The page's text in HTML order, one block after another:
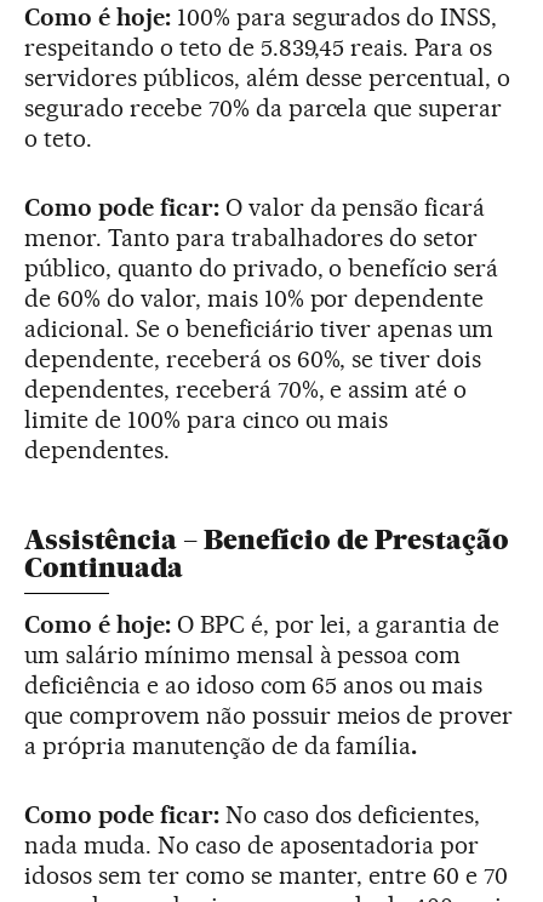
Como é hoje:100% para segurados do INSS,
respeitando o teto de 5.839,45 reais. Para os
servidores públicos, além desse percentual, o
segurado recebe 70% da parcela que superar
o teto.
Como pode ficar:O valor da pensão ficará
menor. Tanto para trabalhadores do setor
público, quanto do privado, o benefício será
de 60% do valor, mais 10% por dependente
adicional. Se o beneficiário tiver apenas um
dependente, receberá os 60%, se tiver dois
dependentes, receberá 70%, e assim até o
limite de 100% para cinco ou mais
dependentes.
Assistência – Benefício de Prestação
Continuada
Como é hoje: O BPC é, por lei, a garantia de
um salário mínimo mensal à pessoa com
deficiência e ao idoso com 65 anos ou mais
que comprovem não possuir meios de prover
a própria manutenção de da família.
Como pode ficar: No caso dos deficientes,
nada muda. No caso de aposentadoria por
idosos sem ter como se manter, entre 60 e 70